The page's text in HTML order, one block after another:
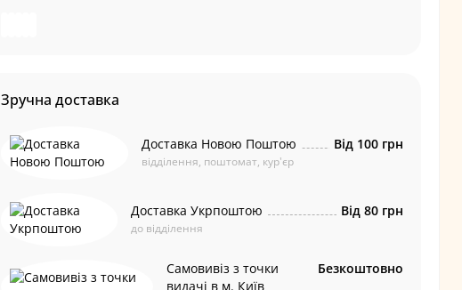
Зручна доставка
Доставка Новою Поштою
відділення, поштомат, кур'єр
Від 100 грн
Доставка Укрпоштою
до відділення
Від 80 грн
Самовивіз з точки
видачі в м. Київ
Безкоштовно